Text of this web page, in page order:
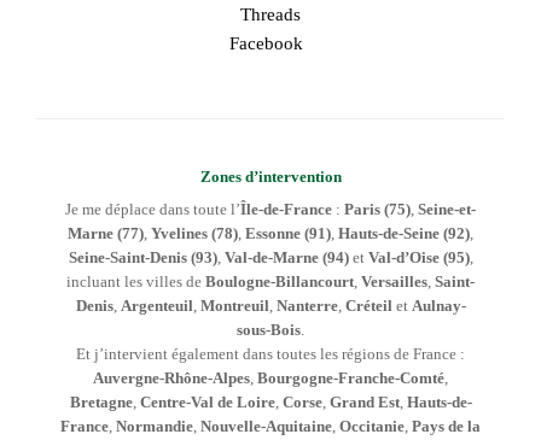
Threads
Facebook
Zones d’intervention
Je me déplace dans toute l’Île-de-France : Paris (75), Seine-et-
Marne (77), Yvelines (78), Essonne (91), Hauts-de-Seine (92),
Seine-Saint-Denis (93), Val-de-Marne (94)et Val-d’Oise (95),
incluant les villes de Boulogne-Billancourt, Versailles, Saint-
Denis, Argenteuil, Montreuil, Nanterre, Créteilet Aulnay-
sous-Bois.
Et j’intervient également dans toutes les régions de France :
Auvergne-Rhône-Alpes, Bourgogne-Franche-Comté,
Bretagne, Centre-Val de Loire, Corse, Grand Est, Hauts-de-
France, Normandie, Nouvelle-Aquitaine, Occitanie, Pays de la